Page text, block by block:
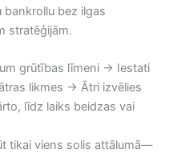
bankrollu bez ilgas
stratēģijām.
grūtības līmeni → Iestati
likmes → Ātri izvēlies
līdz laiks beidzas vai
tikai viens solis attālumā—